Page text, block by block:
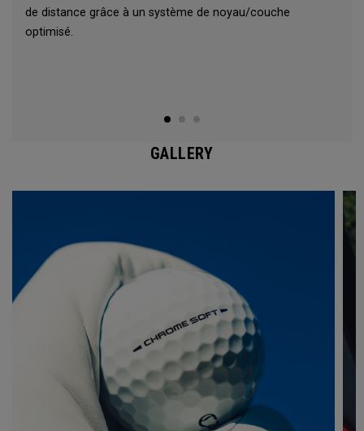
de distance grâce à un système de noyau/couche
optimisé.
GALLERY